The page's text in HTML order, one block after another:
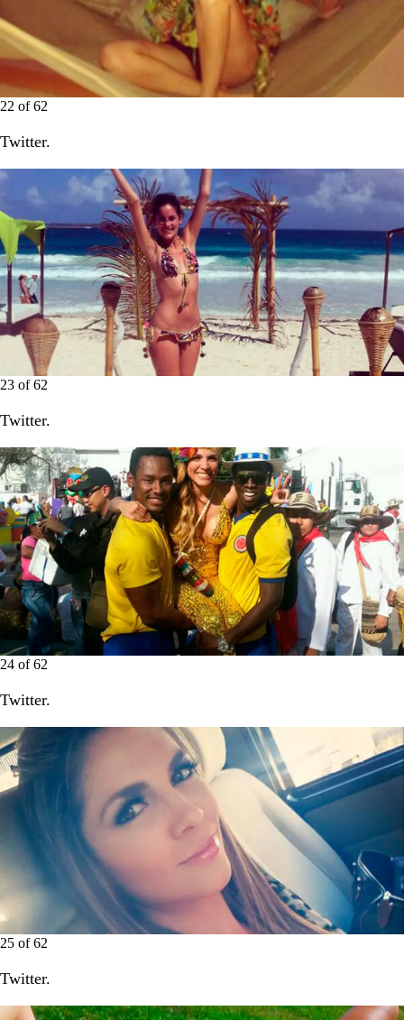
22 of62
Twitter.
23 of62
Twitter.
24 of62
Twitter.
25 of62
Twitter.